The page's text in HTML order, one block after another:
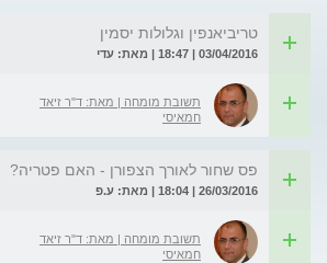
טריביאנפין וגלולות יסמין
03/04/2016 | 18:47 | מאת: עדי
תשובת מומחה | מאת: ד"ר זיאד
חמאיסי
פס שחור לאורך הצפורן - האם פטריה?
26/03/2016 | 18:04 | מאת: ע.פ
תשובת מומחה | מאת: ד"ר זיאד
חמאיסי